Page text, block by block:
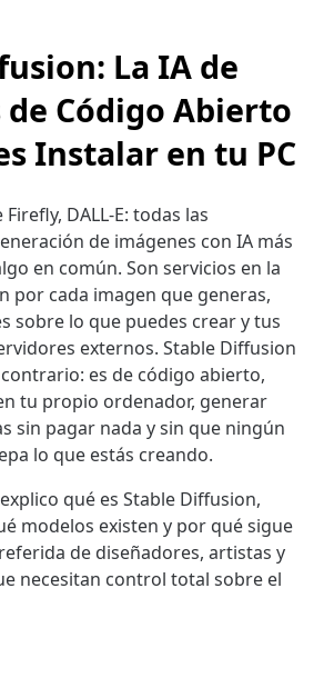
La IA de
Código Abierto
Instalar en tu PC
DALL-E: todas las
de imágenes con IA más
en común. Son servicios en la
por cada imagen que generas,
sobre lo que puedes crear y tus
externos. Stable Diffusion
es de código abierto,
tu propio ordenador, generar
sin pagar nada y sin que ningún
lo que estás creando.
qué es Stable Diffusion,
modelos existen y por qué sigue
de diseñadores, artistas y
necesitan control total sobre el